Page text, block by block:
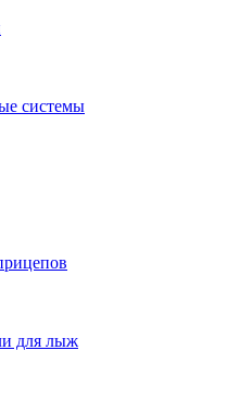
системы
для лыж